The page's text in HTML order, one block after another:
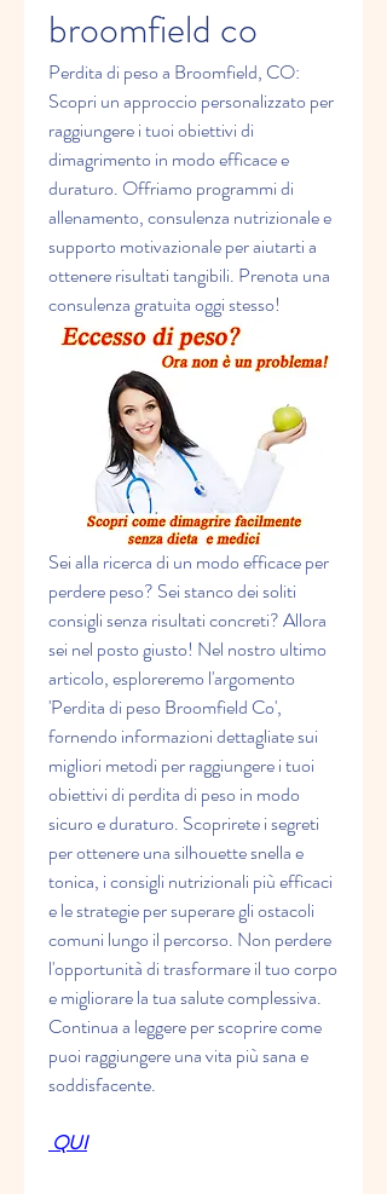
broomfield co
Perdita di peso a Broomfield, CO:
Scopri un approccio personalizzato per
raggiungere i tuoi obiettivi di
dimagrimento in modo efficace e
duraturo. Offriamo programmi di
allenamento, consulenza nutrizionale e
supporto motivazionale per aiutarti a
ottenere risultati tangibili. Prenota una
consulenza gratuita oggi stesso!
Sei alla ricerca di un modo efficace per
perdere peso? Sei stanco dei soliti
consigli senza risultati concreti? Allora
sei nel posto giusto! Nel nostro ultimo
articolo, esploreremo l'argomento
'Perdita di peso Broomfield Co',
fornendo informazioni dettagliate sui
migliori metodi per raggiungere i tuoi
obiettivi di perdita di peso in modo
sicuro e duraturo. Scoprirete i segreti
per ottenere una silhouette snella e
tonica, i consigli nutrizionali più efficaci
e le strategie per superare gli ostacoli
comuni lungo il percorso. Non perdere
l'opportunità di trasformare il tuo corpo
e migliorare la tua salute complessiva.
Continua a leggere per scoprire come
puoi raggiungere una vita più sana e
soddisfacente.
QUI